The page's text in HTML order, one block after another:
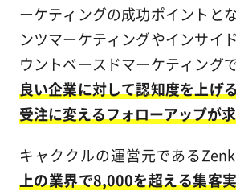
ーケティングの成功ポイントと
ンツマーケティングやインサイ
ウントベースドマーケティングで
良い企業に対して認知度を上げ
受注に変えるフォローアップが求
キャククルの運営元である
上の業界で8,000を超える集客